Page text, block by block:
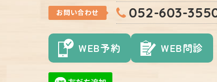
お問い合わせ 052-603-
WEB予約 WEB問診